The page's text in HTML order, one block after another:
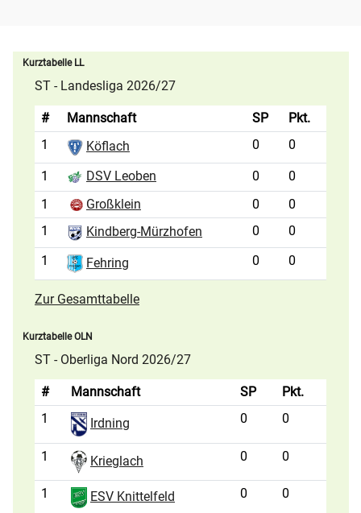
Kurztabelle LL
ST - Landesliga 2026/27
# Mannschaft SP
Pkt.
1
Köflach 0 0
1 DSV Leoben 0
0
1
Großklein 0
0
1
Kindberg-Mürzhofen 0
0
1
Fehring 0 0
Zur Gesamttabelle
Kurztabelle OLN
ST - Oberliga Nord 2026/27
# Mannschaft SP
Pkt.
1
Irdning 0 0
1 Krieglach 0 0
1 ESV Knittelfeld 0 0